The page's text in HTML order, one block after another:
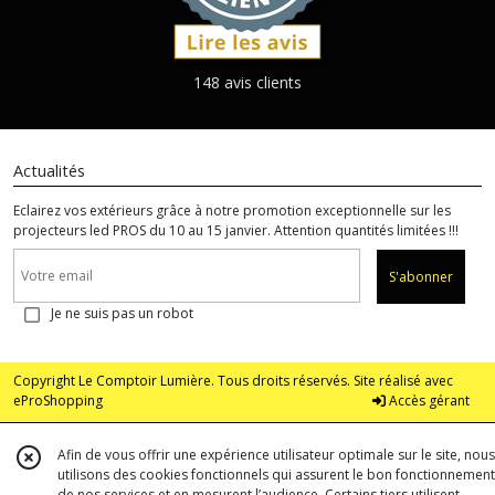
148 avis clients
Actualités
Eclairez vos extérieurs grâce à notre promotion exceptionnelle sur les
projecteurs led PROS du 10 au 15 janvier. Attention quantités limitées !!!
S'abonner
Je ne suis pas un robot
Copyright Le Comptoir Lumière. Tous droits réservés. Site réalisé avec
eProShopping
Accès gérant
Afin de vous offrir une expérience utilisateur optimale sur le site, nous
utilisons des cookies fonctionnels qui assurent le bon fonctionnement